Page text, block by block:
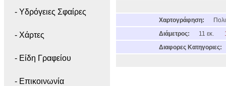
- Yδρόγειες Σφαίρες
- Χάρτες
- Είδη Γραφείου
- Επικοινωνία
Χαρτογράφηση:
Διάμετρος:
11 εκ.
Διαφορες Κατηγοριες: